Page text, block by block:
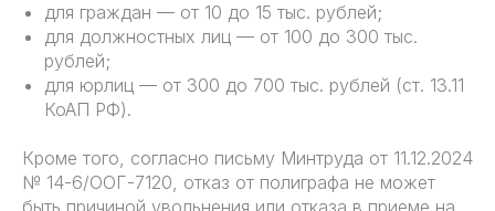
для граждан — от 10 до 15 тыс. рублей;
для должностных лиц — от 100 до 300 тыс.
рублей;
для юрлиц — от 300 до 700 тыс. рублей (ст. 13.11
КоАП РФ).
Кроме того, согласно письму Минтруда от 11.12.2024
№ 14-6/ООГ-7120, отказ от полиграфа не может